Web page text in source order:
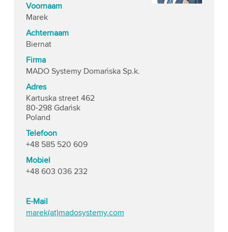
Voornaam
Marek
Achternaam
Biernat
Firma
MADO Systemy Domańska Sp.k.
Adres
Kartuska street 462
80-298 Gdańsk
Poland
Telefoon
+48 585 520 609
Mobiel
+48 603 036 232
E-Mail
marek(at)madosystemy.com